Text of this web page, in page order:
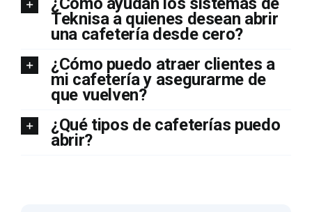
Teknisa a quienes desean abrir
una cafetería desde cero?
¿Cómo puedo atraer clientes a
mi cafetería y asegurarme de
que vuelven?
¿Qué tipos de cafeterías puedo
abrir?